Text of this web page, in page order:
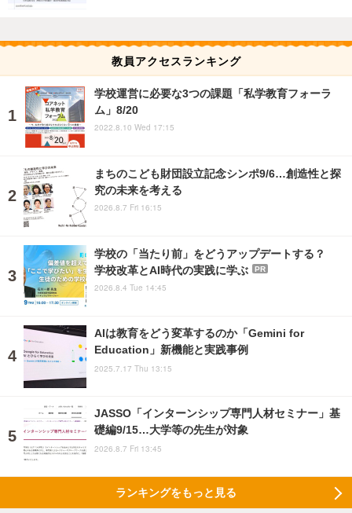
教員アクセスランキング
学校運営に必要な3つの課題「私学教育フォーラ
ム」8/20
2022.8.10 Wed 17:15
まちのこども財団設立記念シンポ9/6…創造性と探
究の未来を考える
2026.8.7 Fri 16:15
学校の「当たり前」をどうアップデートする？
学校改革とAI時代の実践に学ぶ
PR
2026.8.4 Tue 14:45
AIは教育をどう変革するのか「Gemini for
Education」新機能と実践事例
2025.7.17 Thu 13:15
JASSO「インターンシップ専門人材セミナー」基
礎編9/15…大学等の先生が対象
2026.8.7 Fri 13:45
ランキングをもっと見る